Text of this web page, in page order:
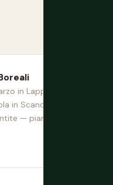
in Lapponia. Abisko
in Scandinavia. Le
— pianifica almeno